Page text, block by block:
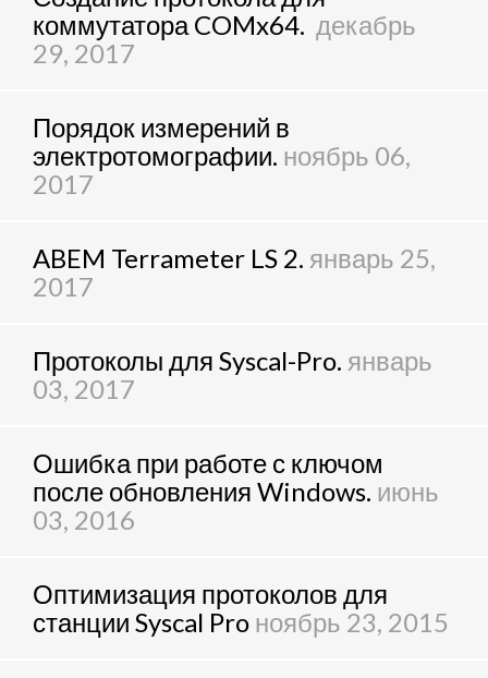
коммутатора COMx64. декабрь
29, 2017
Порядок измерений в
электротомографии. ноябрь 06,
2017
ABEM Terrameter LS 2. январь 25,
2017
Протоколы для Syscal-Pro. январь
03, 2017
Ошибка при работе с ключом
после обновления Windows. июнь
03, 2016
Оптимизация протоколов для
станции Syscal Pro ноябрь 23, 2015